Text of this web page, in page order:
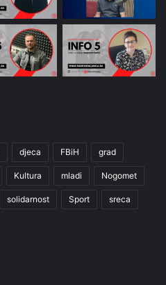
djeca FBiH grad
Kultura mladi Nogomet
solidarnost Sport sreca